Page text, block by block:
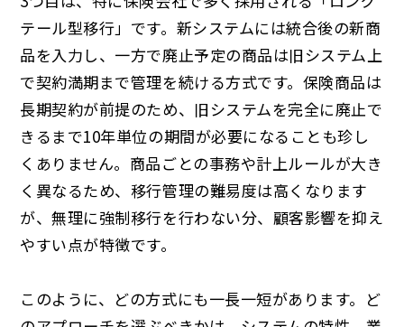
テール型移行」です。新システムには統合後の新商
品を入力し、一方で廃止予定の商品は旧システム上
で契約満期まで管理を続ける方式です。保険商品は
長期契約が前提のため、旧システムを完全に廃止で
きるまで10年単位の期間が必要になることも珍し
くありません。商品ごとの事務や計上ルールが大き
く異なるため、移行管理の難易度は高くなります
が、無理に強制移行を行わない分、顧客影響を抑え
やすい点が特徴です。
このように、どの方式にも一長一短があります。ど